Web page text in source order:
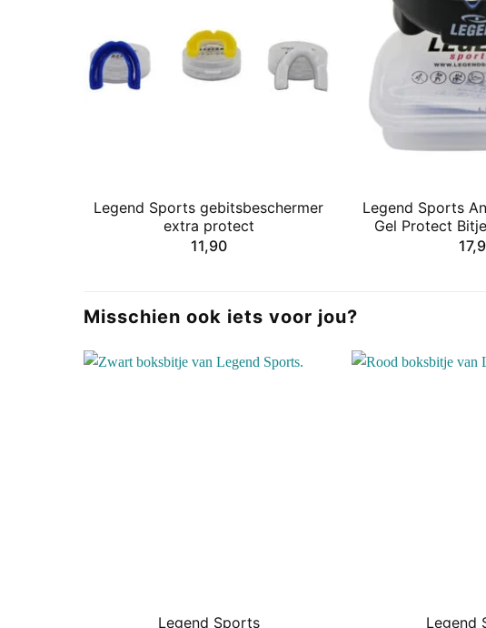
Legend Sports gebitsbeschermer
extra protect
11,90
Legend Sports
Gel Protect
Misschien ook iets voor jou?
Legend Sports Legend